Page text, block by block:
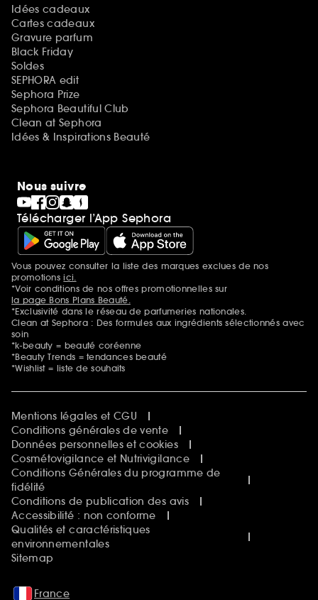
Idées cadeaux
Cartes cadeaux
Gravure parfum
Black Friday
Soldes
SEPHORA edit
Sephora Prize
Sephora Beautiful Club
Clean at Sephora
Idées & Inspirations Beauté
Nous suivre
Télécharger l’App Sephora
Mentions additionnelles
Vous pouvez consulter la liste des marques exclues de nos
promotionsici.
*Voir conditions de nos offres promotionnelles sur
la page Bons Plans Beauté.
*Exclusivité dans le réseau de parfumeries nationales.
Clean at Sephora : Des formules aux ingrédients sélectionnés avec
soin
*k-beauty = beauté coréenne
*Beauty Trends = tendances beauté
*Wishlist = liste de souhaits
Mentions légales et CGU
Conditions générales de vente
Données personnelles et cookies
Cosmétovigilance et Nutrivigilance
Conditions Générales du programme de
fidélité
Conditions de publication des avis
Accessibilité : non conforme
Qualités et caractéristiques
environnementales
Sitemap
France